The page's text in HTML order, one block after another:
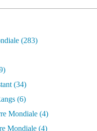
(283)
(34)
(6)
Mondiale (4)
Mondiale (4)